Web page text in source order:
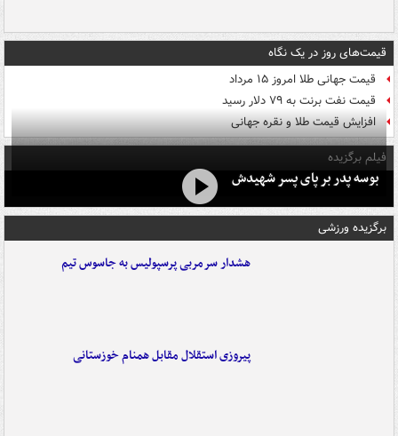
قیمت‌های روز در یک نگاه
قیمت جهانی طلا امروز ۱۵ مرداد
قیمت نفت برنت به ۷۹ دلار رسید
افزایش قیمت طلا و نقره جهانی
فیلم برگزیده
بوسه‌ پدر بر پای پسر شهیدش
برگزیده ورزشی
هشدار سرمربی پرسپولیس به جاسوس تیم
پیروزی استقلال مقابل همنام خوزستانی